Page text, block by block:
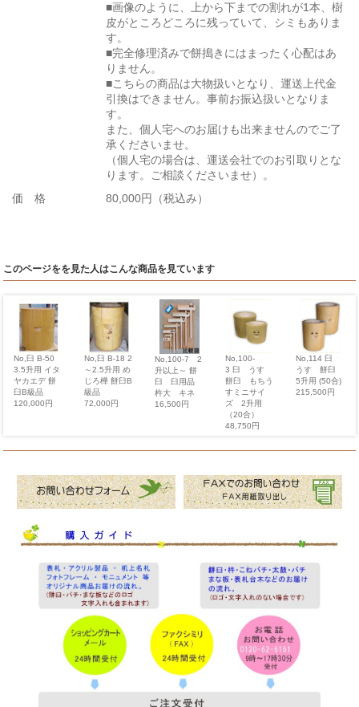
■画像のように、上から下までの割れが1本、樹
皮がところどころに残っていて、シミもありま
す。
■完全修理済みで餅搗きにはまったく心配はあ
りません。
■こちらの商品は大物扱いとなり、運送上代金
引換はできません。事前お振込扱いとなりま
す。
また、個人宅へのお届けも出来ませんのでご了
承くださいませ。
（個人宅の場合は、運送会社でのお引取りとな
ります。ご相談くださいませ）。
価 格
80,000円（税込み）
このページをを見た人はこんな商品を見ています
No,臼 B-50
3.5升用 イタ
ヤカエデ 餅
臼B級品
120,000円
No,臼 B-18 2
～2.5升用 め
じろ樺 餅臼B
級品
72,000円
No,100-7 2
升以上～ 餅
臼 臼用品
杵大 キネ
16,500円
No,100-
3 臼 うす
餅臼 もちう
すミニサイ
ズ 2升用
（20合）
48,750円
No,114 臼
うす 餅臼
5升用 (50合)
215,500円